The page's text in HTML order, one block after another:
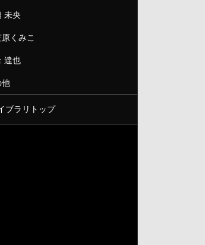
未央
くみこ
達也
他
ブラリトップ